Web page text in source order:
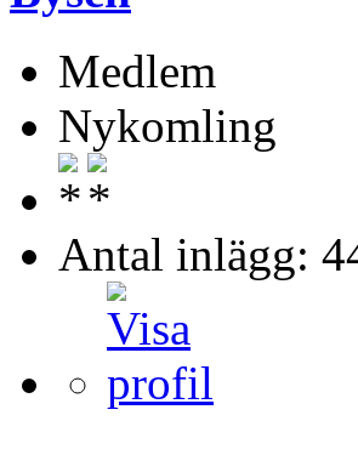
Medlem
Nykomling
Antal inlägg: